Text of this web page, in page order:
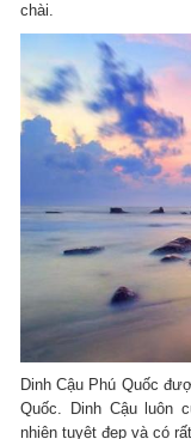
chài.
Dinh Cậu Phú Quốc
Quốc. Dinh Cậu luôn
nhiên tuyệt đẹp và có